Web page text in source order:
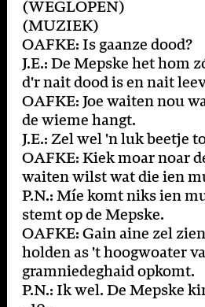
(WEGLOPEN)
(MUZIEK)
OAFKE: Is gaanze dood?
J.E.: De Mepske het hom
d'r nait dood is en nait
OAFKE: Joe waiten nou
de wieme hangt.
J.E.: Zel wel 'n luk beetje
OAFKE: Kiek moar noar
waiten wilst wat die ien
P.N.: Míe komt niks ien
stemt op de Mepske.
OAFKE: Gain aine zel
holden as 't hoogwoater
gramniedeghaid opkomt.
P.N.: Ik wel. De Mepske